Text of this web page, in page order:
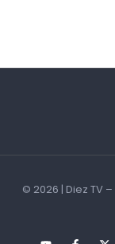
© 2026 | Diez TV –